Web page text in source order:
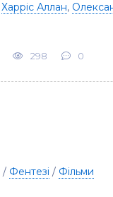
Харріс Аллан,
298 0
/ Фентезі / Фільми